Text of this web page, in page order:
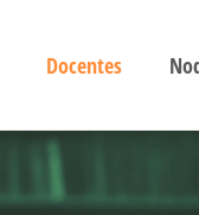
Docentes